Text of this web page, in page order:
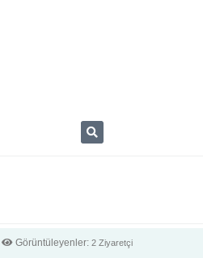
Görüntüleyenler: 2 Ziyaretçi